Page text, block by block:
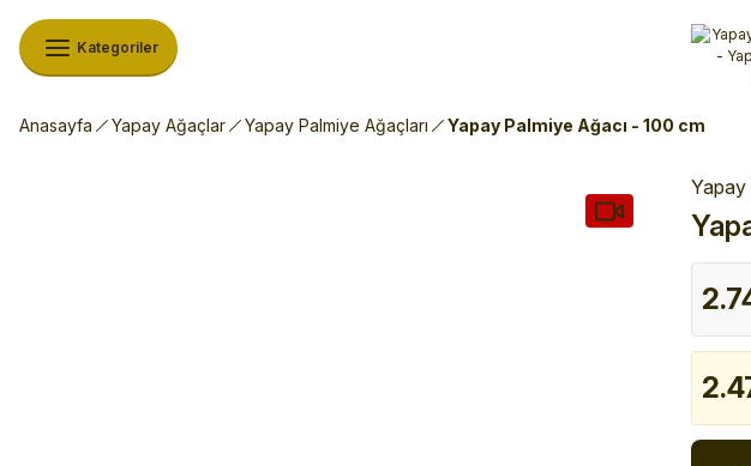
Alışverişlerinizde
%10
Kategoriler
Anasayfa Yapay Ağaçlar Yapay Palmiye Ağaçları Yapay Palmiye Ağacı - 100 cm
Yapay